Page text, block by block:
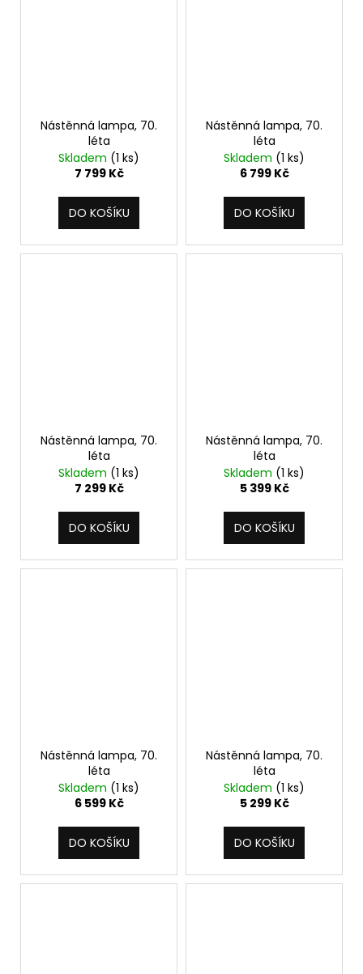
Nástěnná lampa, 70.
léta
Skladem (1 ks)
7 799 Kč
DO KOŠÍKU
Nástěnná lampa, 70.
léta
Skladem (1 ks)
6 799 Kč
DO KOŠÍKU
Nástěnná lampa, 70.
léta
Skladem (1 ks)
7 299 Kč
DO KOŠÍKU
Nástěnná lampa, 70.
léta
Skladem (1 ks)
5 399 Kč
DO KOŠÍKU
Nástěnná lampa, 70.
léta
Skladem (1 ks)
6 599 Kč
DO KOŠÍKU
Nástěnná lampa, 70.
léta
Skladem (1 ks)
5 299 Kč
DO KOŠÍKU